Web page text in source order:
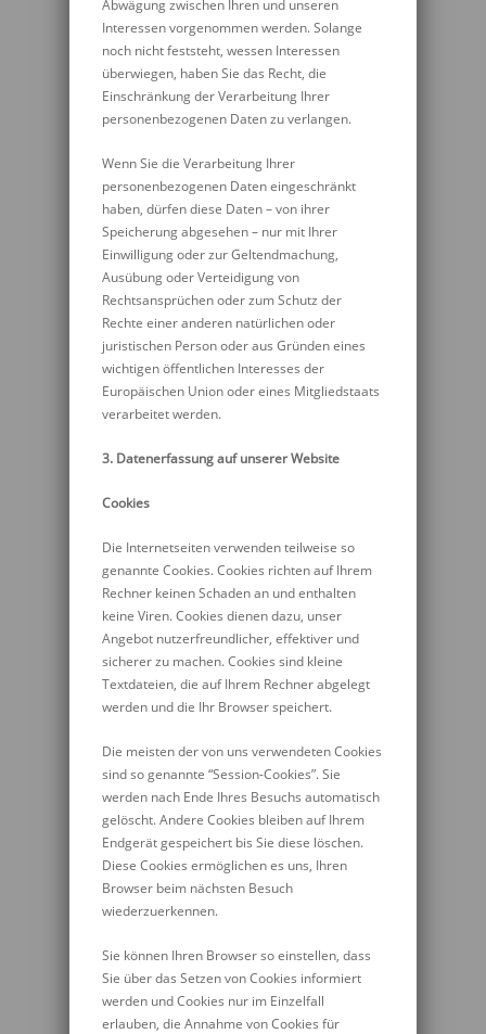
Abwägung zwischen Ihren und unseren
Interessen vorgenommen werden. Solange
noch nicht feststeht, wessen Interessen
überwiegen, haben Sie das Recht, die
Einschränkung der Verarbeitung Ihrer
personenbezogenen Daten zu verlangen.
Wenn Sie die Verarbeitung Ihrer
personenbezogenen Daten eingeschränkt
haben, dürfen diese Daten – von ihrer
Speicherung abgesehen – nur mit Ihrer
Einwilligung oder zur Geltendmachung,
Ausübung oder Verteidigung von
Rechtsansprüchen oder zum Schutz der
Rechte einer anderen natürlichen oder
juristischen Person oder aus Gründen eines
wichtigen öffentlichen Interesses der
Europäischen Union oder eines Mitgliedstaats
verarbeitet werden.
3. Datenerfassung auf unserer Website
Cookies
Die Internetseiten verwenden teilweise so
genannte Cookies. Cookies richten auf Ihrem
Rechner keinen Schaden an und enthalten
keine Viren. Cookies dienen dazu, unser
Angebot nutzerfreundlicher, effektiver und
sicherer zu machen. Cookies sind kleine
Textdateien, die auf Ihrem Rechner abgelegt
werden und die Ihr Browser speichert.
Die meisten der von uns verwendeten Cookies
sind so genannte “Session-Cookies”. Sie
werden nach Ende Ihres Besuchs automatisch
gelöscht. Andere Cookies bleiben auf Ihrem
Endgerät gespeichert bis Sie diese löschen.
Diese Cookies ermöglichen es uns, Ihren
Browser beim nächsten Besuch
wiederzuerkennen.
Sie können Ihren Browser so einstellen, dass
Sie über das Setzen von Cookies informiert
werden und Cookies nur im Einzelfall
erlauben, die Annahme von Cookies für